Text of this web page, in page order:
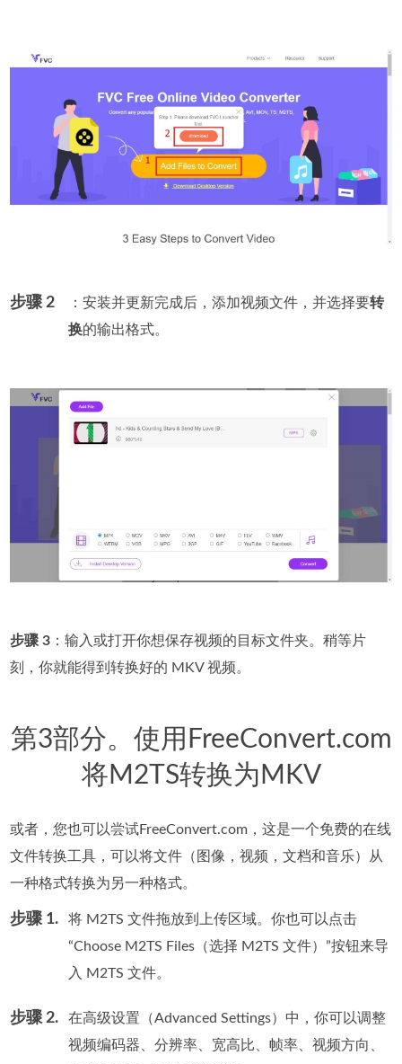
步骤 2 ：安装并更新完成后，添加视频文件，并选择要转
换的输出格式。
步骤 3 ：输入或打开你想保存视频的目标文件夹。稍等片
刻，你就能得到转换好的 MKV 视频。
第3部分。使用FreeConvert.com
将M2TS转换为MKV
或者，您也可以尝试FreeConvert.com，这是一个免费的在线
文件转换工具，可以将文件（图像，视频，文档和音乐）从
一种格式转换为另一种格式。
步骤 1.
将 M2TS 文件拖放到上传区域。你也可以点击
“Choose M2TS Files（选择 M2TS 文件）”按钮来导
入 M2TS 文件。
步骤 2.
在高级设置（Advanced Settings）中，你可以调整
视频编码器、分辨率、宽高比、帧率、视频方向、